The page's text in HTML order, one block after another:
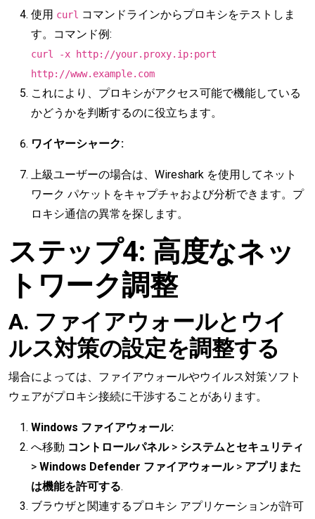
使用 curl コマンドラインからプロキシをテストしま
す。コマンド例:
curl -x http://your.proxy.ip:port
http://www.example.com
これにより、プロキシがアクセス可能で機能している
かどうかを判断するのに役立ちます。
ワイヤーシャーク:
上級ユーザーの場合は、Wireshark を使用してネット
ワーク パケットをキャプチャおよび分析できます。プ
ロキシ通信の異常を探します。
ステップ4: 高度なネッ
トワーク調整
A. ファイアウォールとウイ
ルス対策の設定を調整する
場合によっては、ファイアウォールやウイルス対策ソフト
ウェアがプロキシ接続に干渉することがあります。
Windows ファイアウォール:
へ移動 コントロールパネル> システムとセキュリティ
> Windows Defender ファイアウォール> アプリまた
は機能を許可する.
ブラウザと関連するプロキシ アプリケーションが許可